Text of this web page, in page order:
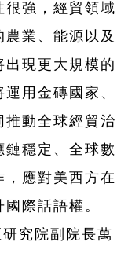
很強，經貿領域
業、能源以及
現更大規模的
用金磚國家、
推動全球經貿治
穩定、全球數
應對美西方在
際話語權。
究院副院長萬